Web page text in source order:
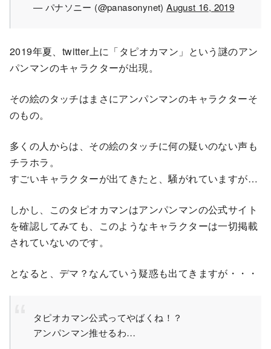
— パナソニー (@panasonynet)August 16, 2019
2019年夏、twitter上に「タピオカマン」という謎のアン
パンマンのキャラクターが出現。
その絵のタッチはまさにアンパンマンのキャラクターそ
のもの。
多くの人からは、その絵のタッチに何の疑いのない声も
チラホラ。
すごいキャラクターが出てきたと、騒がれていますが…
しかし、このタピオカマンはアンパンマンの公式サイト
を確認してみても、このようなキャラクターは一切掲載
されていないのです。
となると、デマ？なんていう疑惑も出てきますが・・・
タピオカマン公式ってやばくね！？
アンパンマン推せるわ…